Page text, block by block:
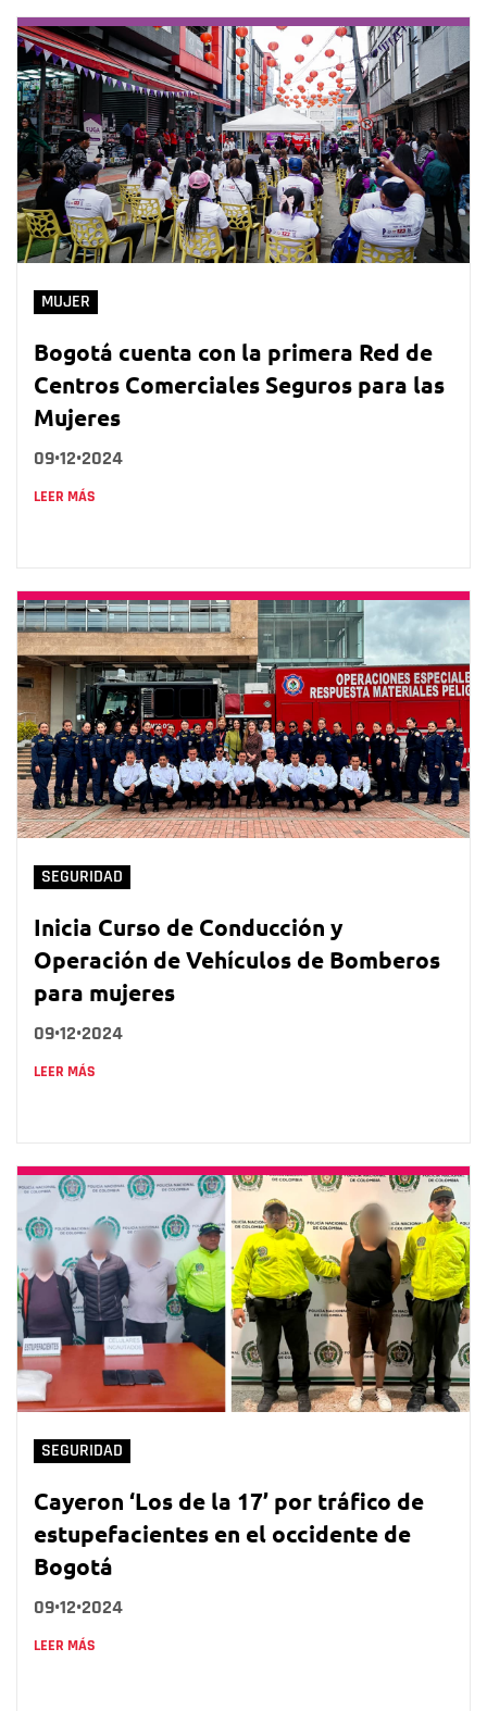
MUJER
Bogotá cuenta con la primera Red de
Centros Comerciales Seguros para las
Mujeres
09•12•2024
LEER MÁS
SEGURIDAD
Inicia Curso de Conducción y
Operación de Vehículos de Bomberos
para mujeres
09•12•2024
LEER MÁS
SEGURIDAD
Cayeron ‘Los de la 17’ por tráfico de
estupefacientes en el occidente de
Bogotá
09•12•2024
LEER MÁS